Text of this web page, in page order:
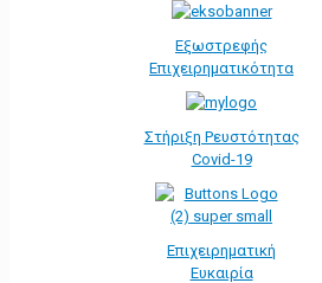
Εξωστρεφής
Επιχειρηματικότητα
Στήριξη Ρευστότητας
Covid-19
Επιχειρηματική
Ευκαιρία